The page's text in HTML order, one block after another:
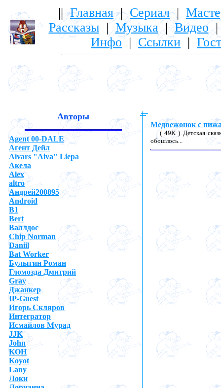
||Главная| Сериал|
Рассказы|Музыка|Видео
Инфо| Ссылки |
Авторы
Agent 00-DALE
Агент Дейл
Aivars "Aiva" Liepa
Акела
Alex
altro
Андрей200895
Android
B1
Bert
Валлдос
Chip Norman
Daniil
Bat Worker
Булыгин Роман
Гломозда Дмитрий
Gray
Джанкер
IP-Guest
Игорь Скляров
Интегратор
Исмайлов Мурад
JJK
John
KOH
Koyot
Lany
Локи
Медвежонок с
( 49K ) Детская
обошлось...